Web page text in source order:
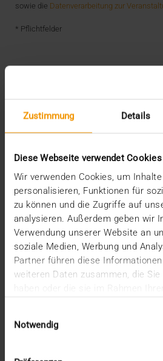
Zustimmung Details
Diese Webseite verwendet Cookies
Wir verwenden Cookies, um
personalisieren, Funktionen für
zu können und die Zugriffe auf
analysieren. Außerdem geben wir
Verwendung unserer Website an
soziale Medien, Werbung und
Partner führen diese
weiteren Daten zusammen, die
Notwendig
sowie die Datenverarbeitung zur
* Pflichtfelder
Innovation
Der EU AI Act im
Mehrwert durch Synergien
So kommen Dokumente
Ein Dutzend Gütesiegel
Kategorien
CSR
Events
Intern
Kolumne
Report